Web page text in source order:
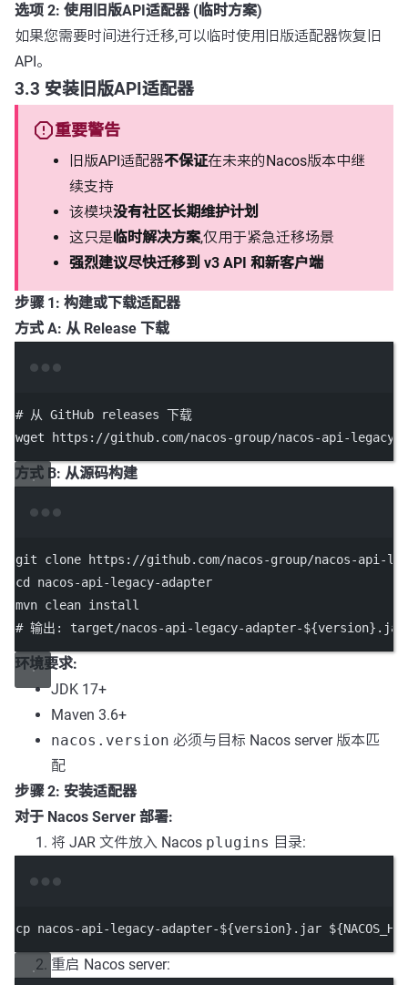
选项 2: 使用旧版API适配器 (临时方案)
如果您需要时间进行迁移,可以临时使用旧版适配器恢复旧
API。
3.3 安装旧版API适配器
重要警告
旧版API适配器不保证在未来的Nacos版本中继
续支持
该模块没有社区长期维护计划
这只是临时解决方案,仅用于紧急迁移场景
强烈建议尽快迁移到 v3 API 和新客户端
步骤 1: 构建或下载适配器
方式 A: 从 Release 下载
# 从 GitHub releases 下载
wget
https://github.com/nacos-group/nacos-api-legacy-
方式 B: 从源码构建
git clone
https://github.com/nacos-group/nacos-api-
cd
nacos-api-legacy-adapter
mvn clean install
# 输出: target/nacos-api-legacy-adapter-${version}.jar
环境要求:
JDK 17+
Maven 3.6+
nacos.version 必须与目标 Nacos server 版本匹
配
步骤 2: 安装适配器
对于 Nacos Server 部署:
将 JAR 文件放入 Nacos plugins 目录:
cp nacos-api-legacy-adapter-${version} .jar
重启 Nacos server: